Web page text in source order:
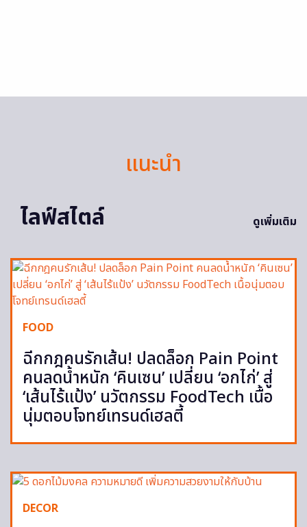
แนะนำ
ไลฟ์สไตล์
ดูเพิ่มเติม
FOOD
ฉีกกฎคนรักเส้น! ปลดล็อก Pain Point
คนลดน้ำหนัก ‘คินเซน’ เปลี่ยน ‘อกไก่’ สู่
‘เส้นไร้แป้ง’ นวัตกรรม FoodTech เนื้อ
นุ่มตอบโจทย์เทรนด์เฮลตี้
DECOR